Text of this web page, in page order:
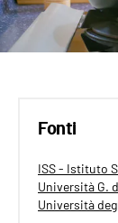
Fonti
ISS - Istituto
Università G.
Università